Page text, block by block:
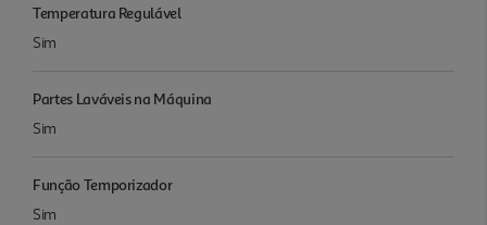
Temperatura Regulável
Sim
Partes Laváveis na Máquina
Sim
Função Temporizador
Sim